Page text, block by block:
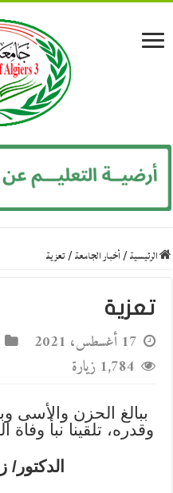
الرئيسية/أخبار الجامعة/تعزية
تعزية
17 أغسطس، 2021
1,784 زيارة
ببالغ الحزن والأسى
وقدره، تلقينا نبأ وفاة